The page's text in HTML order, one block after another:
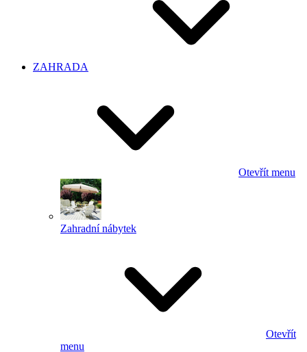
ZAHRADA
Otevřít menu
Zahradní nábytek
Otevřít
menu